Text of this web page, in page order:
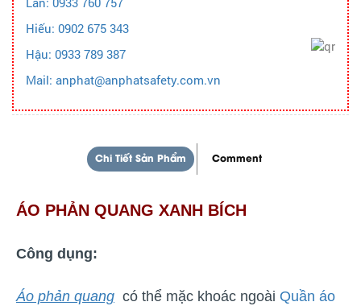
Lan: 0933 760 757
Hiếu: 0902 675 343
Hậu: 0933 789 387
Mail: anphat@anphatsafety.com.vn
Chi Tiết Sản Phẩm Comment
ÁO PHẢN QUANG XANH BÍCH
Công dụng:
Áo phản quang có thể mặc khoác ngoài Quần áo